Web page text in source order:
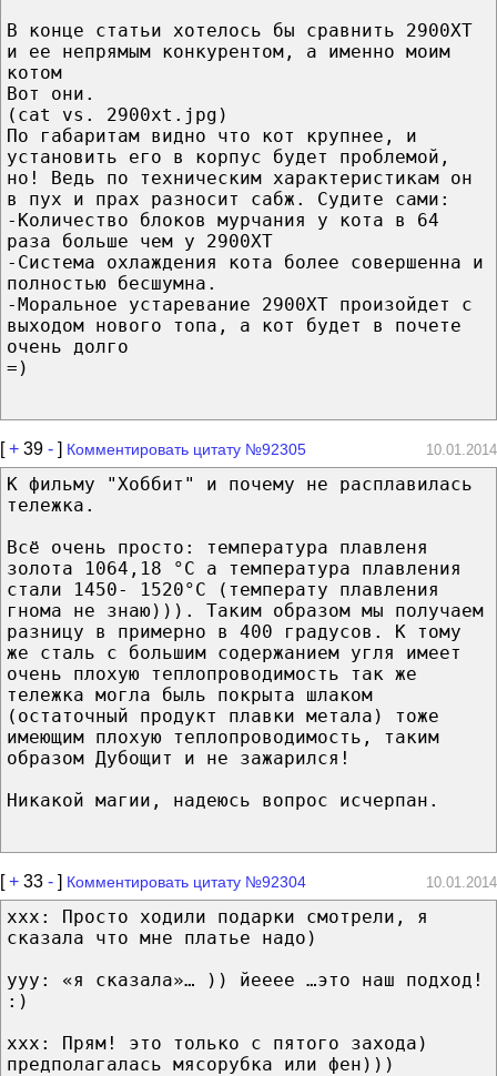
В конце статьи хотелось бы сравнить 2900XT
и ее непрямым конкурентом, а именно моим
котом
Вот они.
(cat vs. 2900xt.jpg)
По габаритам видно что кот крупнее, и
установить его в корпус будет проблемой,
но! Ведь по техническим характеристикам он
в пух и прах разносит сабж. Судите сами:
-Количество блоков мурчания у кота в 64
раза больше чем у 2900XT
-Система охлаждения кота более совершенна и
полностью бесшумна.
-Моральное устаревание 2900XT произойдет с
выходом нового топа, а кот будет в почете
очень долго
=)
[+ 39 - ] Комментировать цитату №92305 10.01.2014
К фильму "Хоббит" и почему не расплавилась
тележка.
Всё очень просто: температура плавленя
золота 1064,18 °С а температура плавления
стали 1450- 1520°С (температу плавления
гнома не знаю))). Таким образом мы получаем
разницу в примерно в 400 градусов. К тому
же сталь с большим содержанием угля имеет
очень плохую теплопроводимость так же
тележка могла быль покрыта шлаком
(остаточный продукт плавки метала) тоже
имеющим плохую теплопроводимость, таким
образом Дубощит и не зажарился!
Никакой магии, надеюсь вопрос исчерпан.
[+ 33 - ] Комментировать цитату №92304 10.01.2014
ххх: Просто ходили подарки смотрели, я
сказала что мне платье надо)
ууу: «я сказала»… )) йееее …это наш подход!
:)
ххх: Прям! это только с пятого захода)
предполагалась мясорубка или фен)))